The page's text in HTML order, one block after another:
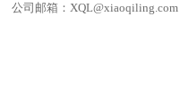
公司邮箱：XQL@xiaoqiling.com